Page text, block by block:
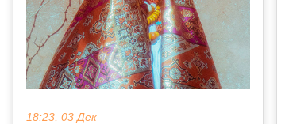
18:23, 03 Дек